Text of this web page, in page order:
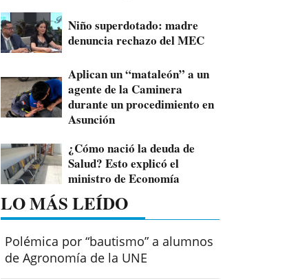
Niño superdotado: madre
denuncia rechazo del MEC
Aplican un “mataleón” a un
agente de la Caminera
durante un procedimiento en
Asunción
¿Cómo nació la deuda de
Salud? Esto explicó el
ministro de Economía
LO MÁS LEÍDO
Polémica por “bautismo” a alumnos
de Agronomía de la UNE